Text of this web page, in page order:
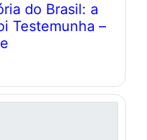
do Brasil: a
Testemunha –